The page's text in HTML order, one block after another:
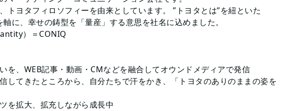
トヨタフィロソフィーを由来としています。 ”トヨタとは”を紐といた
軸に、幸せの鋳型を「量産」する意思を社名に込めました。
）＝CONIQ
いを、WEB記事・動画・CMなどを融合してオウンドメディアで発信
してきたところから、自分たちで汗をかき、「トヨタのありのままの姿を
ツを拡大、拡充しながら成長中